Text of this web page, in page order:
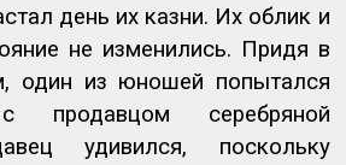
день их казни. Их облик и
не изменились. Придя в
один из юношей попытался
с продавцом серебряной
удивился, поскольку